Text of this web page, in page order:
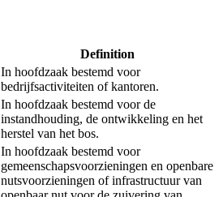
Definition
In hoofdzaak bestemd voor
bedrijfsactiviteiten of kantoren.
In hoofdzaak bestemd voor de
instandhouding, de ontwikkeling en het
herstel van het bos.
In hoofdzaak bestemd voor
gemeenschapsvoorzieningen en openbare
nutsvoorzieningen of infrastructuur van